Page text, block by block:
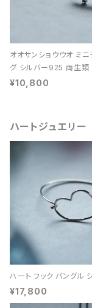
オオサンショウウオ ミニ
グ シルバー925 両生類
ディース ユニセックス
¥10,800
ハートジュエリー
ハート フック バングル
¥17,800